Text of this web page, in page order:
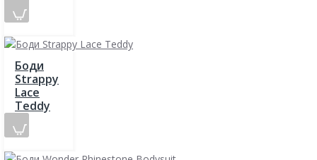
Боди
Strappy
Lace
Teddy